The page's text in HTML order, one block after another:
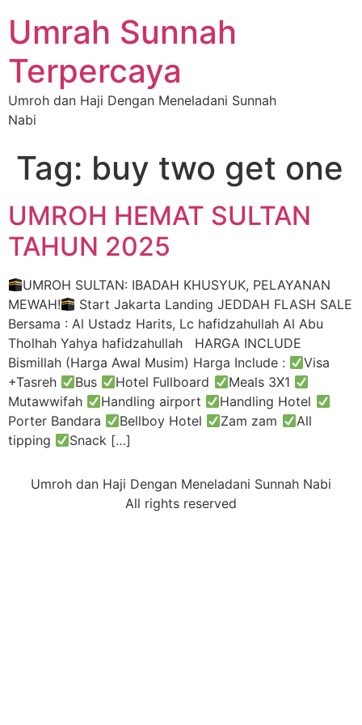
Umrah Sunnah
Terpercaya
Umroh dan Haji Dengan Meneladani Sunnah
Nabi
Tag: buy two get one
UMROH HEMAT SULTAN
TAHUN 2025
UMROH SULTAN: IBADAH KHUSYUK, PELAYANAN
MEWAH!
Start Jakarta Landing JEDDAH FLASH SALE
Bersama : Al Ustadz Harits, Lc hafidzahullah Al Abu
Tholhah Yahya hafidzahullah HARGA INCLUDE
Bismillah (Harga Awal Musim) Harga Include :
Visa
+Tasreh
Bus Hotel Fullboard
Meals 3X1
Mutawwifah
Handling airport
Handling Hotel
Porter Bandara
Bellboy Hotel Zam zam
All
tipping
Snack […]
Umroh dan Haji Dengan Meneladani Sunnah Nabi
All rights reserved